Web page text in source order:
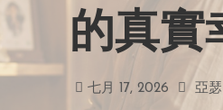
的真實
七月 17, 2026 亞